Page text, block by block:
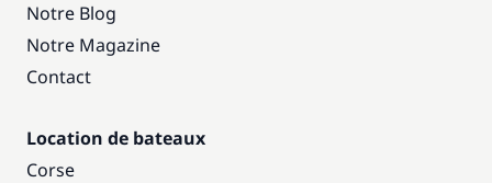
Notre Blog
Notre Magazine
Contact
Location de bateaux
Corse